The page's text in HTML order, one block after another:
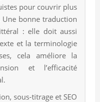
pour couvrir plus
Une bonne traduction
: elle doit aussi
et la terminologie
cela améliore la
et l’efficacité
sous-titrage et SEO